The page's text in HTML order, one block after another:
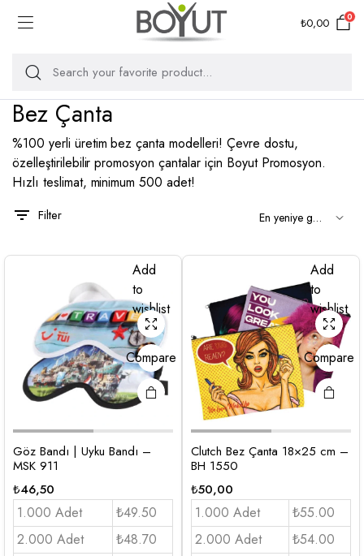
₺0,00 0
Bez Çanta
%100 yerli üretim bez çanta modelleri! Çevre dostu,
özelleştirilebilir promosyon çantalar için Boyut Promosyon.
Hızlı teslimat, minimum 500 adet!
Filter
Add
to
wishlist
Compare
Göz Bandı | Uyku Bandı –
MSK 911
₺46,50
1.000 Adet
₺49.50
2.000 Adet
₺48.70
Add
to
wishlist
Compare
Clutch Bez Çanta 18×25 cm –
BH 1550
₺50,00
1.000 Adet
₺55.00
2.000 Adet
₺54.00